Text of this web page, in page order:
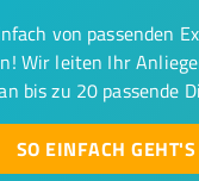
von passenden
Wir leiten Ihr
bis zu 20 passende
SO EINFACH GEHT'S